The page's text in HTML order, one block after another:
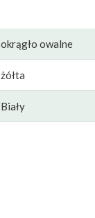
okrągło owalne
żółta
Biały